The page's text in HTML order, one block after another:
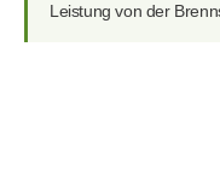
Leistung von der